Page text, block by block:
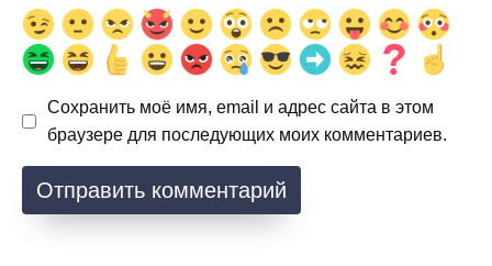
Сохранить моё имя, email и адрес сайта в этом
браузере для последующих моих комментариев.